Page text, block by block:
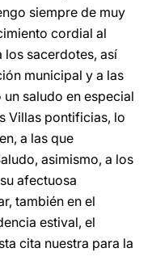
siempre de muy
cordial al
sacerdotes, así
municipal y a las
saludo en especial
Villas pontificias, lo
a las que
asimismo, a los
afectuosa
también en el
estival, el
cita nuestra para la